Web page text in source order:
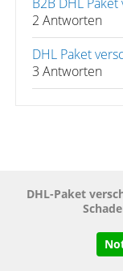
2 Antworten
DHL Paket
3 Antworten
DHL-Paket